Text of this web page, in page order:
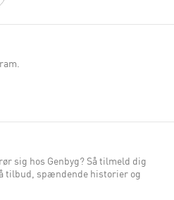
sig hos Genbyg? Så tilmeld dig
tilbud, spændende historier og